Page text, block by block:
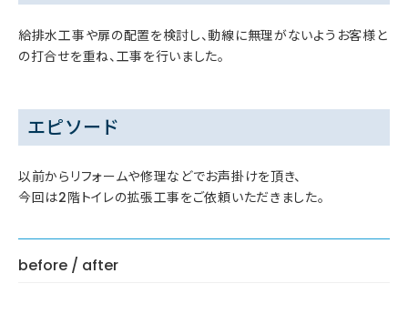
給排水工事や扉の配置を検討し、動線に無理がないようお客様と
の打合せを重ね、工事を行いました。
エピソード
以前からリフォームや修理などでお声掛けを頂き、
今回は2階トイレの拡張工事をご依頼いただきました。
before / after